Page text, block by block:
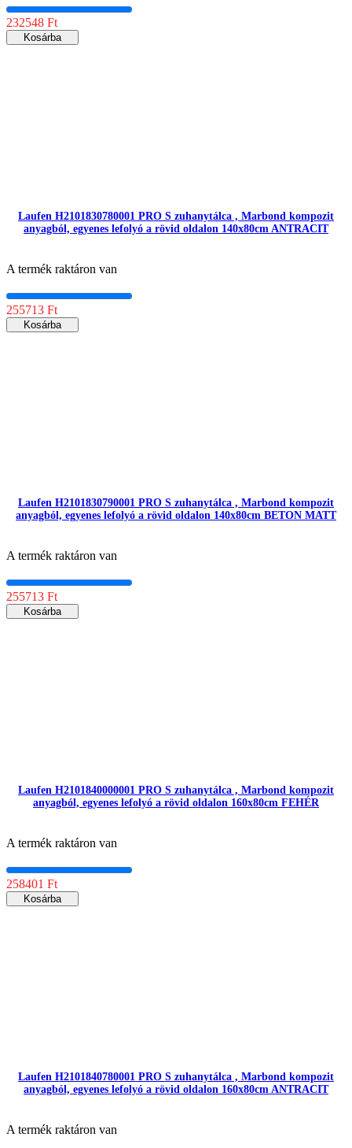
232548 Ft
Kosárba
Laufen H2101830780001 PRO S zuhanytálca , Marbond kompozit
anyagból, egyenes lefolyó a rövid oldalon 140x80cm ANTRACIT
A termék raktáron van
255713 Ft
Kosárba
Laufen H2101830790001 PRO S zuhanytálca , Marbond kompozit
anyagból, egyenes lefolyó a rövid oldalon 140x80cm BETON MATT
A termék raktáron van
255713 Ft
Kosárba
Laufen H2101840000001 PRO S zuhanytálca , Marbond kompozit
anyagból, egyenes lefolyó a rövid oldalon 160x80cm FEHÉR
A termék raktáron van
258401 Ft
Kosárba
Laufen H2101840780001 PRO S zuhanytálca , Marbond kompozit
anyagból, egyenes lefolyó a rövid oldalon 160x80cm ANTRACIT
A termék raktáron van